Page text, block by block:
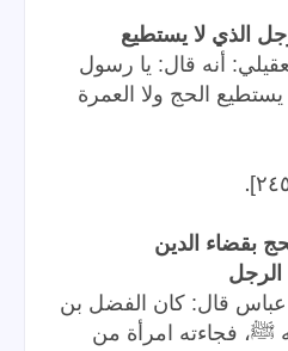
أنه قال: يا رسول
يستطيع الحج ولا العمرة
.
عباس قال: كان الفضل بن
ﷺ، فجاءته امرأة من